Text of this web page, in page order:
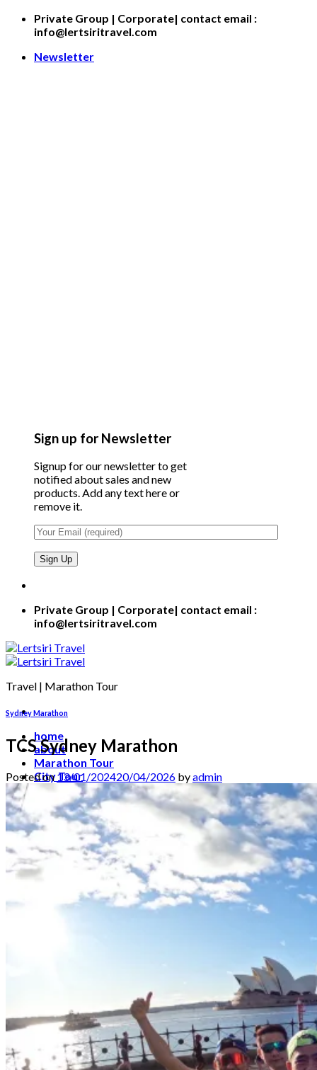
Skip
Private Group | Corporate| contact email :
info@lertsiritravel.com
Newsletter
Sign up for Newsletter
Signup for our newsletter to get
notified about sales and new
products. Add any text here or
remove it.
Private Group | Corporate| contact email :
info@lertsiritravel.com
Travel | Marathon Tour
home
about
Marathon Tour
City Tour
Photo
My account
contact
เข้าสู่ระบบ
ตะกร้าสินค้า / 0.00฿0
ไม่มีสินค้าในตะกร้า
ไม่มีสินค้าในตะกร้า
Sydney Marathon
TCS Sydney Marathon
Posted on13/01/202420/04/2026 byadmin